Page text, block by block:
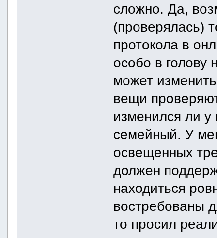
сложно. Да,
(проверялась)
протокола в
особо в голову
может
вещи
изменился ли у
семейный. У
освещенных
должен
находиться
востребованы
то просил